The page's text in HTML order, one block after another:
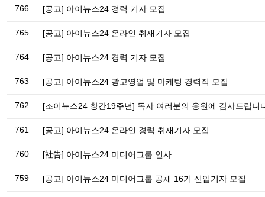
766 [공고] 아이뉴스24 경력 기자 모집
765 [공고] 아이뉴스24 온라인 취재기자 모집
764 [공고] 아이뉴스24 경력 기자 모집
763 [공고] 아이뉴스24 광고영업 및 마케팅 경력직 모집
762 [조이뉴스24 창간19주년] 독자 여러분의 응원에 감사드립니
761 [공고] 아이뉴스24 온라인 경력 취재기자 모집
760 [社告] 아이뉴스24 미디어그룹 인사
759 [공고] 아이뉴스24 미디어그룹 공채 16기 신입기자 모집